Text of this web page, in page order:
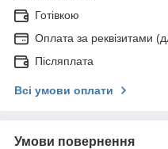
Готівкою
Оплата за реквізитами
Післяплата
Всі умови оплати
Умови повернення